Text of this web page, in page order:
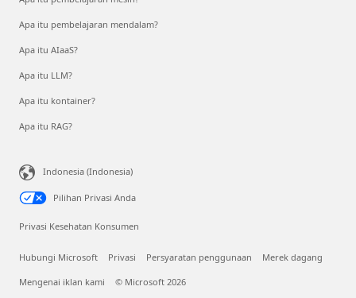
Apa itu pembelajaran mendalam?
Apa itu AIaaS?
Apa itu LLM?
Apa itu kontainer?
Apa itu RAG?
Indonesia (Indonesia)
Pilihan Privasi Anda
Privasi Kesehatan Konsumen
Hubungi Microsoft Privasi Persyaratan penggunaan Merek dagang
Mengenai iklan kami © Microsoft 2026